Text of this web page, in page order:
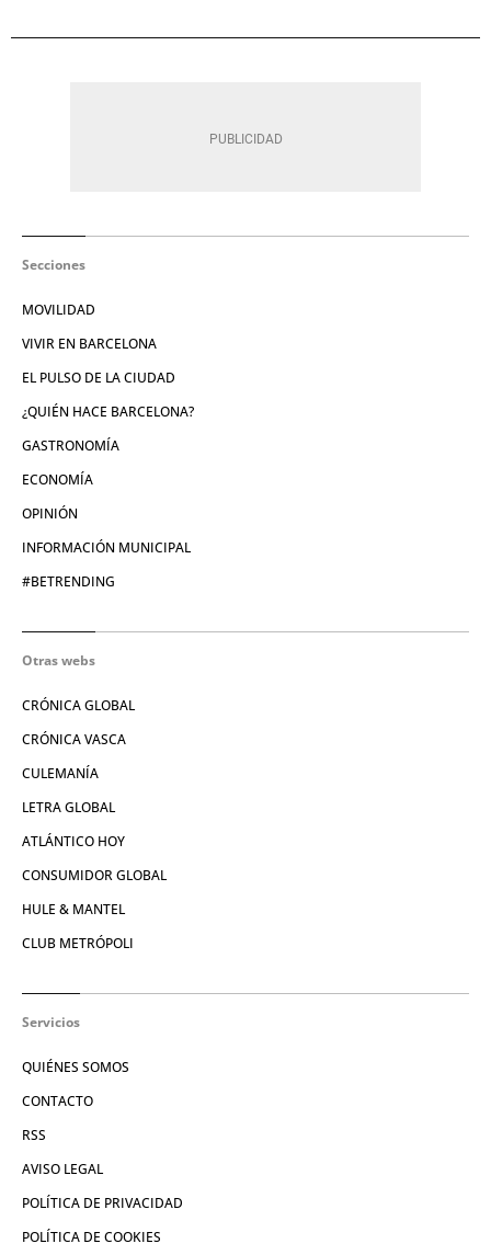
Secciones
MOVILIDAD
VIVIR EN BARCELONA
EL PULSO DE LA CIUDAD
¿QUIÉN HACE BARCELONA?
GASTRONOMÍA
ECONOMÍA
OPINIÓN
INFORMACIÓN MUNICIPAL
#BETRENDING
Otras webs
CRÓNICA GLOBAL
CRÓNICA VASCA
CULEMANÍA
LETRA GLOBAL
ATLÁNTICO HOY
CONSUMIDOR GLOBAL
HULE & MANTEL
CLUB METRÓPOLI
Servicios
QUIÉNES SOMOS
CONTACTO
RSS
AVISO LEGAL
POLÍTICA DE PRIVACIDAD
POLÍTICA DE COOKIES